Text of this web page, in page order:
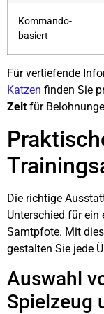
Kommando-
basiert
Für vertiefende
Katzen finden Sie
Zeit für
Die richtige
Unterschied für
Samtpfote. Mit
gestalten Sie jede
Auswahl
Spielzeug